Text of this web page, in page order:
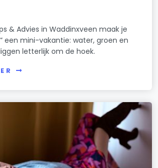
& Advies in Waddinxveen maak je
een mini-vakantie: water, groen en
letterlijk om de hoek.